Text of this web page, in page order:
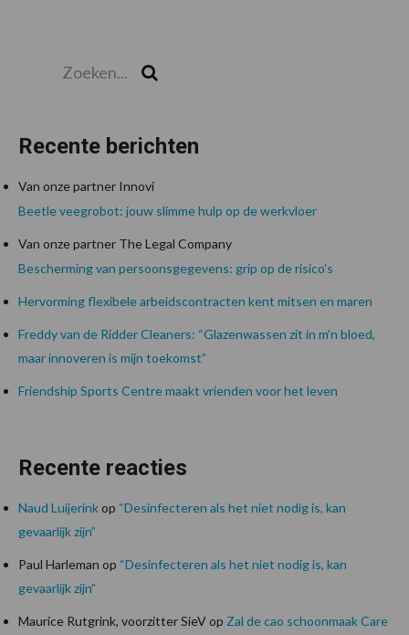
Recente berichten
Van onze partner Innovi
Beetle veegrobot: jouw slimme hulp op de werkvloer
Van onze partner The Legal Company
Bescherming van persoonsgegevens: grip op de risico’s
Hervorming flexibele arbeidscontracten kent mitsen en maren
Freddy van de Ridder Cleaners: “Glazenwassen zit in m’n bloed,
maar innoveren is mijn toekomst”
Friendship Sports Centre maakt vrienden voor het leven
Recente reacties
Naud Luijerinkop “Desinfecteren als het niet nodig is, kan
gevaarlijk zijn”
Paul Harleman op “Desinfecteren als het niet nodig is, kan
gevaarlijk zijn”
Maurice Rutgrink, voorzitter SieVop Zal de cao schoonmaak Care